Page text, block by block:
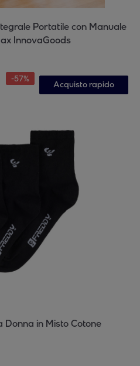
Portatile con Manuale
InnovaGoods
-57%
Acquisto rapido
Donna in Misto Cotone